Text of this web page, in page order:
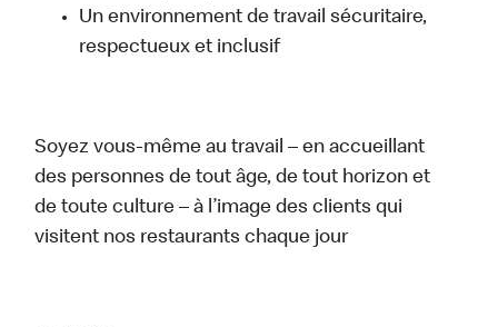
Un environnement de travail sécuritaire,
respectueux et inclusif
Soyez vous-même au travail – en accueillant
des personnes de tout âge, de tout horizon et
de toute culture – à l’image des clients qui
visitent nos restaurants chaque jour